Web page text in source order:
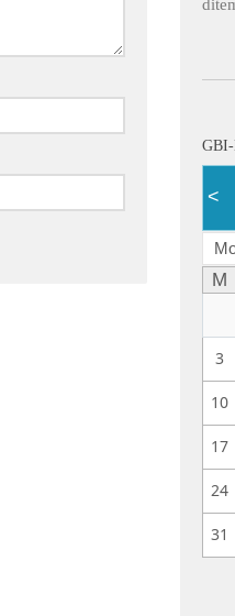
<
M
3
10
17
24
31